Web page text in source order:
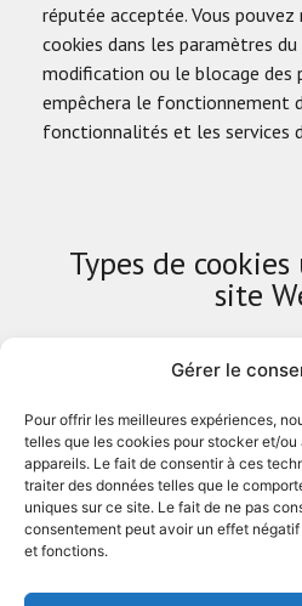
Gérer le
Pour offrir les meilleures expériences,
telles que les cookies pour stocker et/
appareils. Le fait de consentir à ces
traiter des données telles que le
uniques sur ce site. Le fait de ne pas
consentement peut avoir un effet
et fonctions.
réputée acceptée. Vous
cookies dans les paramètres du
modification ou le blocage des
empêchera le fonctionnement
fonctionnalités et les services
Types de
site
Cookies analytiques : Les
au développement du site Web
comportement des visiteurs
informations sur l’utilisation
utilisateurs. Les cookies
mesurent l’impact des
obtenues à partir de l’utilisation